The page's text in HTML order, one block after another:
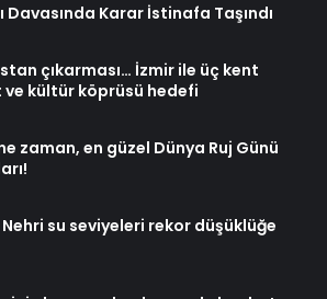
Davasında Karar İstinafa Taşındı
çıkarması… İzmir ile üç kent
kültür köprüsü hedefi
zaman, en güzel Dünya Ruj Günü
su seviyeleri rekor düşüklüğe